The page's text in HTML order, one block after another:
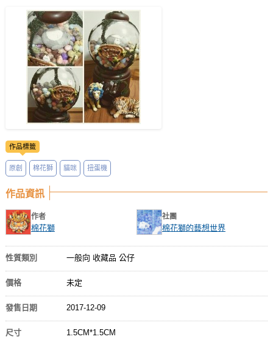
會員中心
註冊會員
登入
作品標籤
原創 棉花獅 貓咪 扭蛋機
作品資訊
作者
棉花獅
社團
棉花獅的藝想世界
性質類別 一般向 收藏品 公仔
價格 未定
發售日期 2017-12-09
尺寸 1.5CM*1.5CM